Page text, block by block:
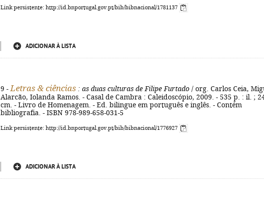
Link persistente: http://id.bnportugal.gov.pt/bib/bibnacional/1781137
ADICIONAR À LISTA
9 - Letras & ciências : as duas culturas de Filipe Furtado / org. Carlos Ceia,
Alarcão, Iolanda Ramos. - Casal de Cambra : Caleidoscópio, 2009. - 535 p. : il. ;
cm. - Livro de Homenagem. - Ed. bilingue em português e inglês. - Contém
bibliografia. - ISBN 978-989-658-031-5
Link persistente: http://id.bnportugal.gov.pt/bib/bibnacional/1776927
ADICIONAR À LISTA